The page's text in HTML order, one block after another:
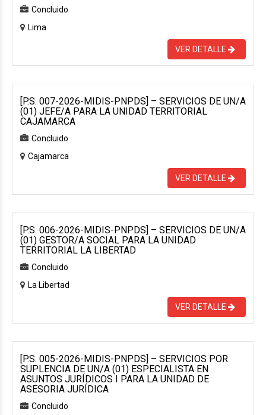
Concluido
Lima
VER DETALLE
[P.S. 007-2026-MIDIS-PNPDS] – SERVICIOS DE UN/A
(01) JEFE/A PARA LA UNIDAD TERRITORIAL
CAJAMARCA
Concluido
Cajamarca
VER DETALLE
[P.S. 006-2026-MIDIS-PNPDS] – SERVICIOS DE UN/A
(01) GESTOR/A SOCIAL PARA LA UNIDAD
TERRITORIAL LA LIBERTAD
Concluido
La Libertad
VER DETALLE
[P.S. 005-2026-MIDIS-PNPDS] – SERVICIOS POR
SUPLENCIA DE UN/A (01) ESPECIALISTA EN
ASUNTOS JURÍDICOS I PARA LA UNIDAD DE
ASESORIA JURÍDICA
Concluido